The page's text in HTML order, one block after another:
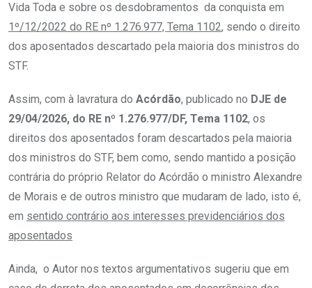
Vida Toda e sobre os desdobramentos da conquista em
1º/12/2022 do RE nº 1.276.977, Tema 1102, sendo o direito
dos aposentados descartado pela maioria dos ministros do
STF.
Assim, com à lavratura do Acórdão, publicado no DJE de
29/04/2026, do RE nº 1.276.977/DF, Tema 1102, os
direitos dos aposentados foram descartados pela maioria
dos ministros do STF, bem como, sendo mantido a posição
contrária do próprio Relator do Acórdão o ministro Alexandre
de Morais e de outros ministro que mudaram de lado, isto é,
em sentido contrário aos interesses previdenciários dos
aposentados
Ainda, o Autor nos textos argumentativos sugeriu que em